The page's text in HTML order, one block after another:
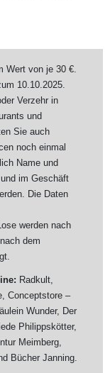
Wert von je 30 €.
10.10.2025.
Verzehr in
und
Sie auch
noch einmal
Name und
im Geschäft
Die Daten
werden nach
dem
Radkult,
Conceptstore –
Wunder, Der
Philippskötter,
Meimberg,
Bücher Janning.